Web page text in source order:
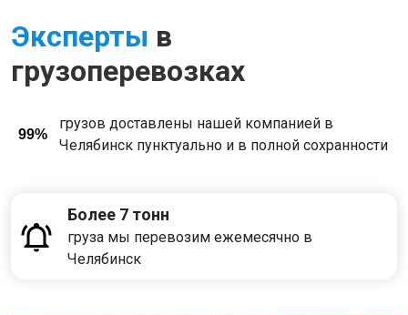
Эксперты в
грузоперевозках
99%
грузов доставлены нашей компанией в
Челябинск пунктуально и в полной сохранности
Более 7 тонн
груза мы перевозим ежемесячно в
Челябинск